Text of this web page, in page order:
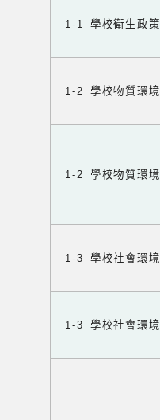
1-1 學校衛生政策
1-2 學校物質環境
1-2 學校物質環境
1-3 學校社會環境
1-3 學校社會環境